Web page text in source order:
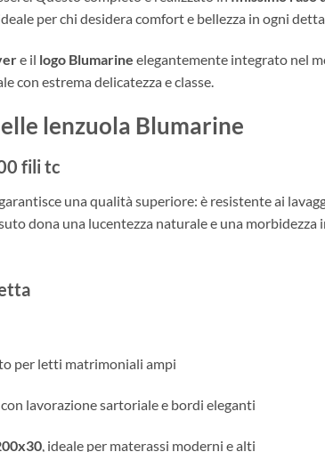
per chi desidera comfort e bellezza in ogni
e il logo Blumarine elegantemente integrato nel
con estrema delicatezza e classe.
lenzuola Blumarine
fili tc
una qualità superiore: è resistente ai
dona una lucentezza naturale e una morbidezza
per letti matrimoniali ampi
con lavorazione sartoriale e bordi eleganti
, ideale per materassi moderni e alti